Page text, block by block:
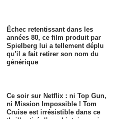
Échec retentissant dans les
années 80, ce film produit par
Spielberg lui a tellement déplu
qu'il a fait retirer son nom du
générique
Ce soir sur Netflix : ni Top Gun,
ni Mission Impossible ! Tom
Cruise est irrésistible dans ce